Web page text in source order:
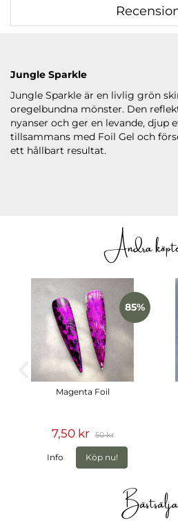
Jungle Sparkle
Jungle Sparkle är en livlig grön
oregelbundna mönster. Den
nyanser och ger en levande, djup
tillsammans med Foil Gel och
ett hållbart resultat.
Andra
85%
Magenta Foil
7,50 kr 50 kr
Info Köp nu!